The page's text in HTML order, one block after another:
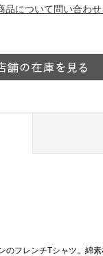
品について問い合わせ
のフレンチTシャツ。綿